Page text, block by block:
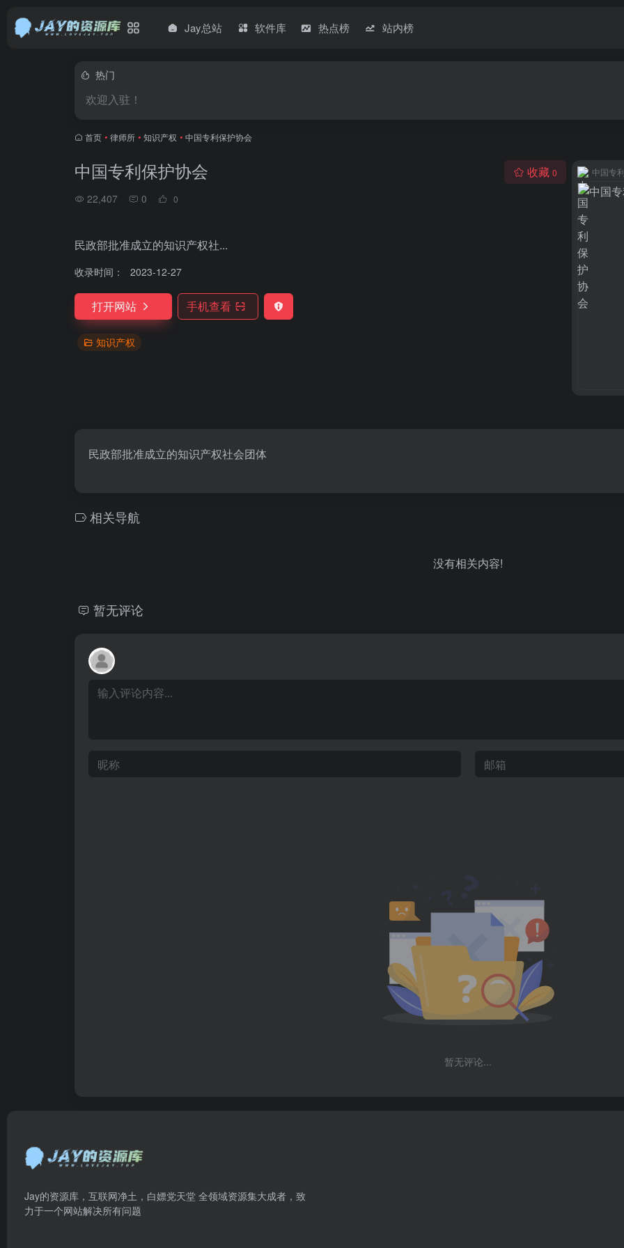
Jay总站 软件库 热点榜 站内榜
热门
欢迎入驻！
首页 • 律师所 • 知识产权 • 中国专利保护协会
中国专利保护协会
22,407 0 0
收藏 0
民政部批准成立的知识产权社...
收录时间： 2023-12-27
打开网站 手机查看
知识产权
中国专
民政部批准成立的知识产权社会团体
相关导航
没有相关内容!
暂无评论
暂无评论...
Jay的资源库，互联网净土，白嫖党天堂 全领域资源集大成者，致
力于一个网站解决所有问题